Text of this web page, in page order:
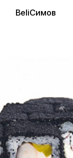
BeliСимов